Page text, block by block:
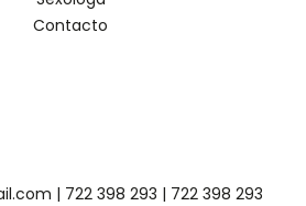
Contacto
| 722 398 293 | 722 398 293